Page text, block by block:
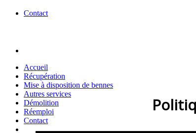
Contact
Accueil
Récupération
Mise à disposition de bennes
Autres services
Démolition
Réemploi
Contact